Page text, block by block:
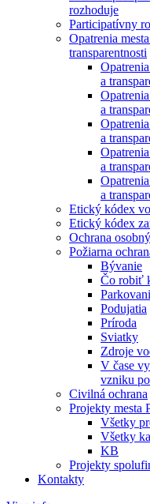
rozhoduje
Participatívny
Opatrenia
transparentnosti
a
a
a
a
a
Etický kódex
Etický kódex
Ochrana
Požiarna
Bývanie
Čo robiť
Podujatia
Príroda
Sviatky
Zdroje
V čase
vzniku
Civilná ochrana
Projekty mesta
Všetky
Všetky
KB
Projekty
Kontakty